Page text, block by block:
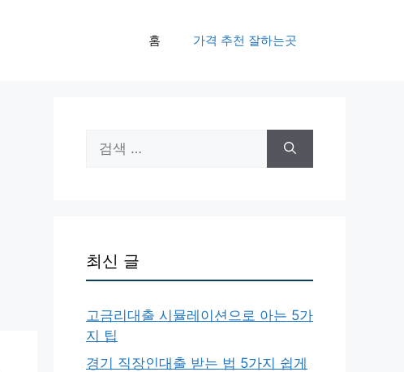
홈 가격 추천 잘하는곳
색:
최신 글
고금리대출 시뮬레이션으로 아는 5가
지 팁
경기 직장인대출 받는 법 5가지 쉽게